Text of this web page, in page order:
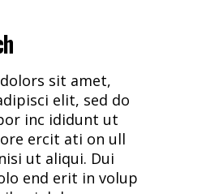
sit amet,
elit, sed do
inc ididunt ut
ercit ati on ull
ut aliqui. Dui
end erit in volup